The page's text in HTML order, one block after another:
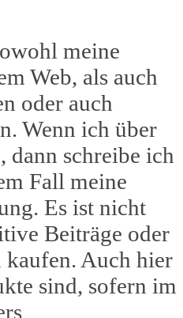
meine
Web, als auch
oder auch
Wenn ich über
dann schreibe ich
Fall meine
Es ist nicht
Beiträge oder
Auch hier
sind, sofern im